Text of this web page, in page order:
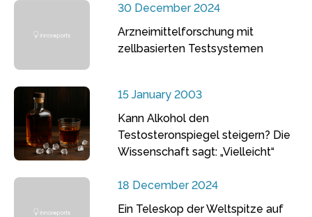
30 December 2024
Arzneimittelforschung mit
zellbasierten Testsystemen
15 January 2003
Kann Alkohol den
Testosteronspiegel steigern? Die
Wissenschaft sagt: „Vielleicht“
18 December 2024
Ein Teleskop der Weltspitze auf